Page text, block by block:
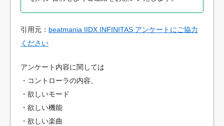
引用元： beatmania IIDX INFINITAS アンケートにご協力
ください
アンケート内容に関しては
・コントローラの内容、
・欲しいモード
・欲しい機能
・欲しい楽曲